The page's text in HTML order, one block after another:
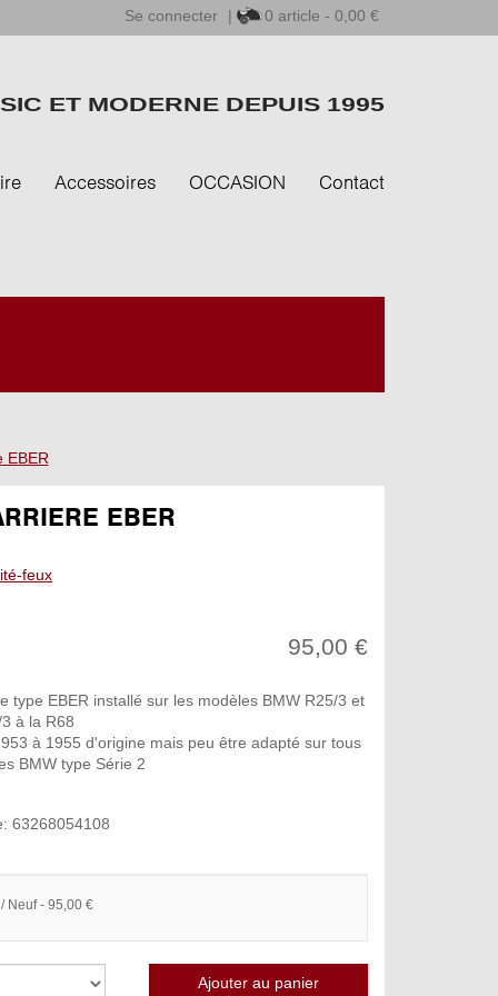
Se connecter | 0 article - 0,00 €
ET MODERNE DEPUIS 1995
Accessoires OCCASION Contact
EBER
EBER
feux
95,00 €
type EBER installé sur les modèles BMW R25/3 et
à la R68
à 1955 d'origine mais peu être adapté sur tous
BMW type Série 2
63268054108
Neuf - 95,00 €